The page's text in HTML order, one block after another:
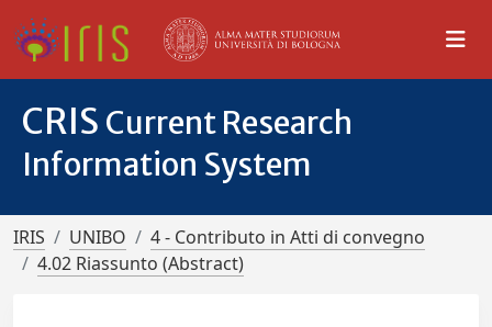
CRIS Current Research
Information System
IRIS UNIBO
4 - Contributo in Atti di convegno
4.02 Riassunto (Abstract)